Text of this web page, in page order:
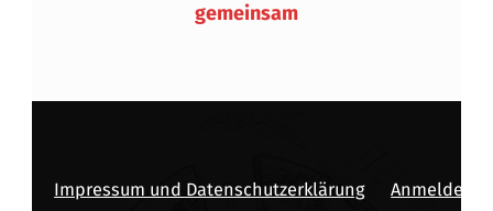
gemeinsam
Impressum und Datenschutzerklärung Anmelden